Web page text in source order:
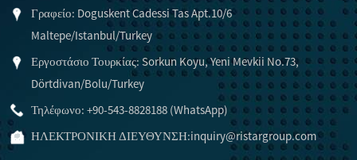
Γραφείο: Doguskent Cadessi Tas Apt.10/6
Maltepe/Istanbul/Turkey
Εργοστάσιο Τουρκίας: Sorkun Koyu, Yeni Mevkii No.73,
Dörtdivan/Bolu/Turkey
Τηλέφωνο: +90-543-8828188 (WhatsApp)
ΗΛΕΚΤΡΟΝΙΚΗ ΔΙΕΥΘΥΝΣΗ:inquiry@ristargroup.com